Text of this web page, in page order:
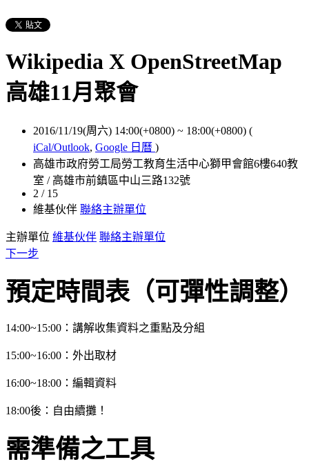
Wikipedia X OpenStreetMap
高雄11月聚會
2016/11/19(周六) 14:00(+0800) ~ 18:00(+0800) (
iCal/Outlook, Google 日曆 )
高雄市政府勞工局勞工教育生活中心獅甲會館6樓640教
室 / 高雄市前鎮區中山三路132號
2 / 15
維基伙伴 聯絡主辦單位
主辦單位 維基伙伴 聯絡主辦單位
下一步
預定時間表（可彈性調整）
14:00~15:00：講解收集資料之重點及分組
15:00~16:00：外出取材
16:00~18:00：編輯資料
18:00後：自由續攤！
需準備之工具